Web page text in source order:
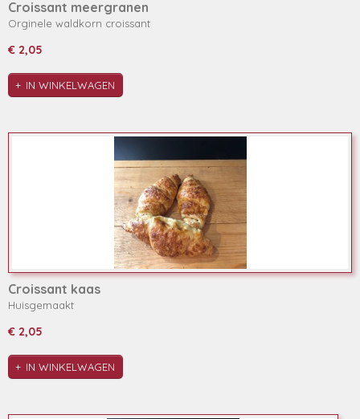
Croissant meergranen
Orginele waldkorn croissant
€ 2,05
IN WINKELWAGEN
Croissant kaas
Huisgemaakt
€ 2,05
IN WINKELWAGEN